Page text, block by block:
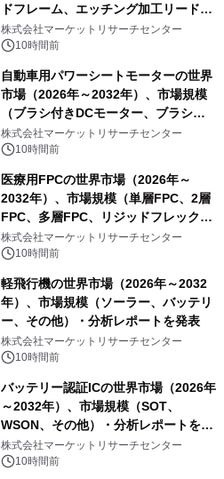
ドフレーム、エッチング加工リードフ
レーム）・分析レポートを発表
株式会社マーケットリサーチセンター
10時間前
自動車用パワーシートモーターの世界
市場（2026年～2032年）、市場規模
（ブラシ付きDCモーター、ブラシレ
スDCモーター）・分析レポートを発
表
株式会社マーケットリサーチセンター
10時間前
医療用FPCの世界市場（2026年～
2032年）、市場規模（単層FPC、2層
FPC、多層FPC、リジッドフレックス
PCB）・分析レポートを発表
株式会社マーケットリサーチセンター
10時間前
軽飛行機の世界市場（2026年～2032
年）、市場規模（ソーラー、バッテリ
ー、その他）・分析レポートを発表
株式会社マーケットリサーチセンター
10時間前
バッテリー認証ICの世界市場（2026年
～2032年）、市場規模（SOT、
WSON、その他）・分析レポートを発
表
株式会社マーケットリサーチセンター
10時間前